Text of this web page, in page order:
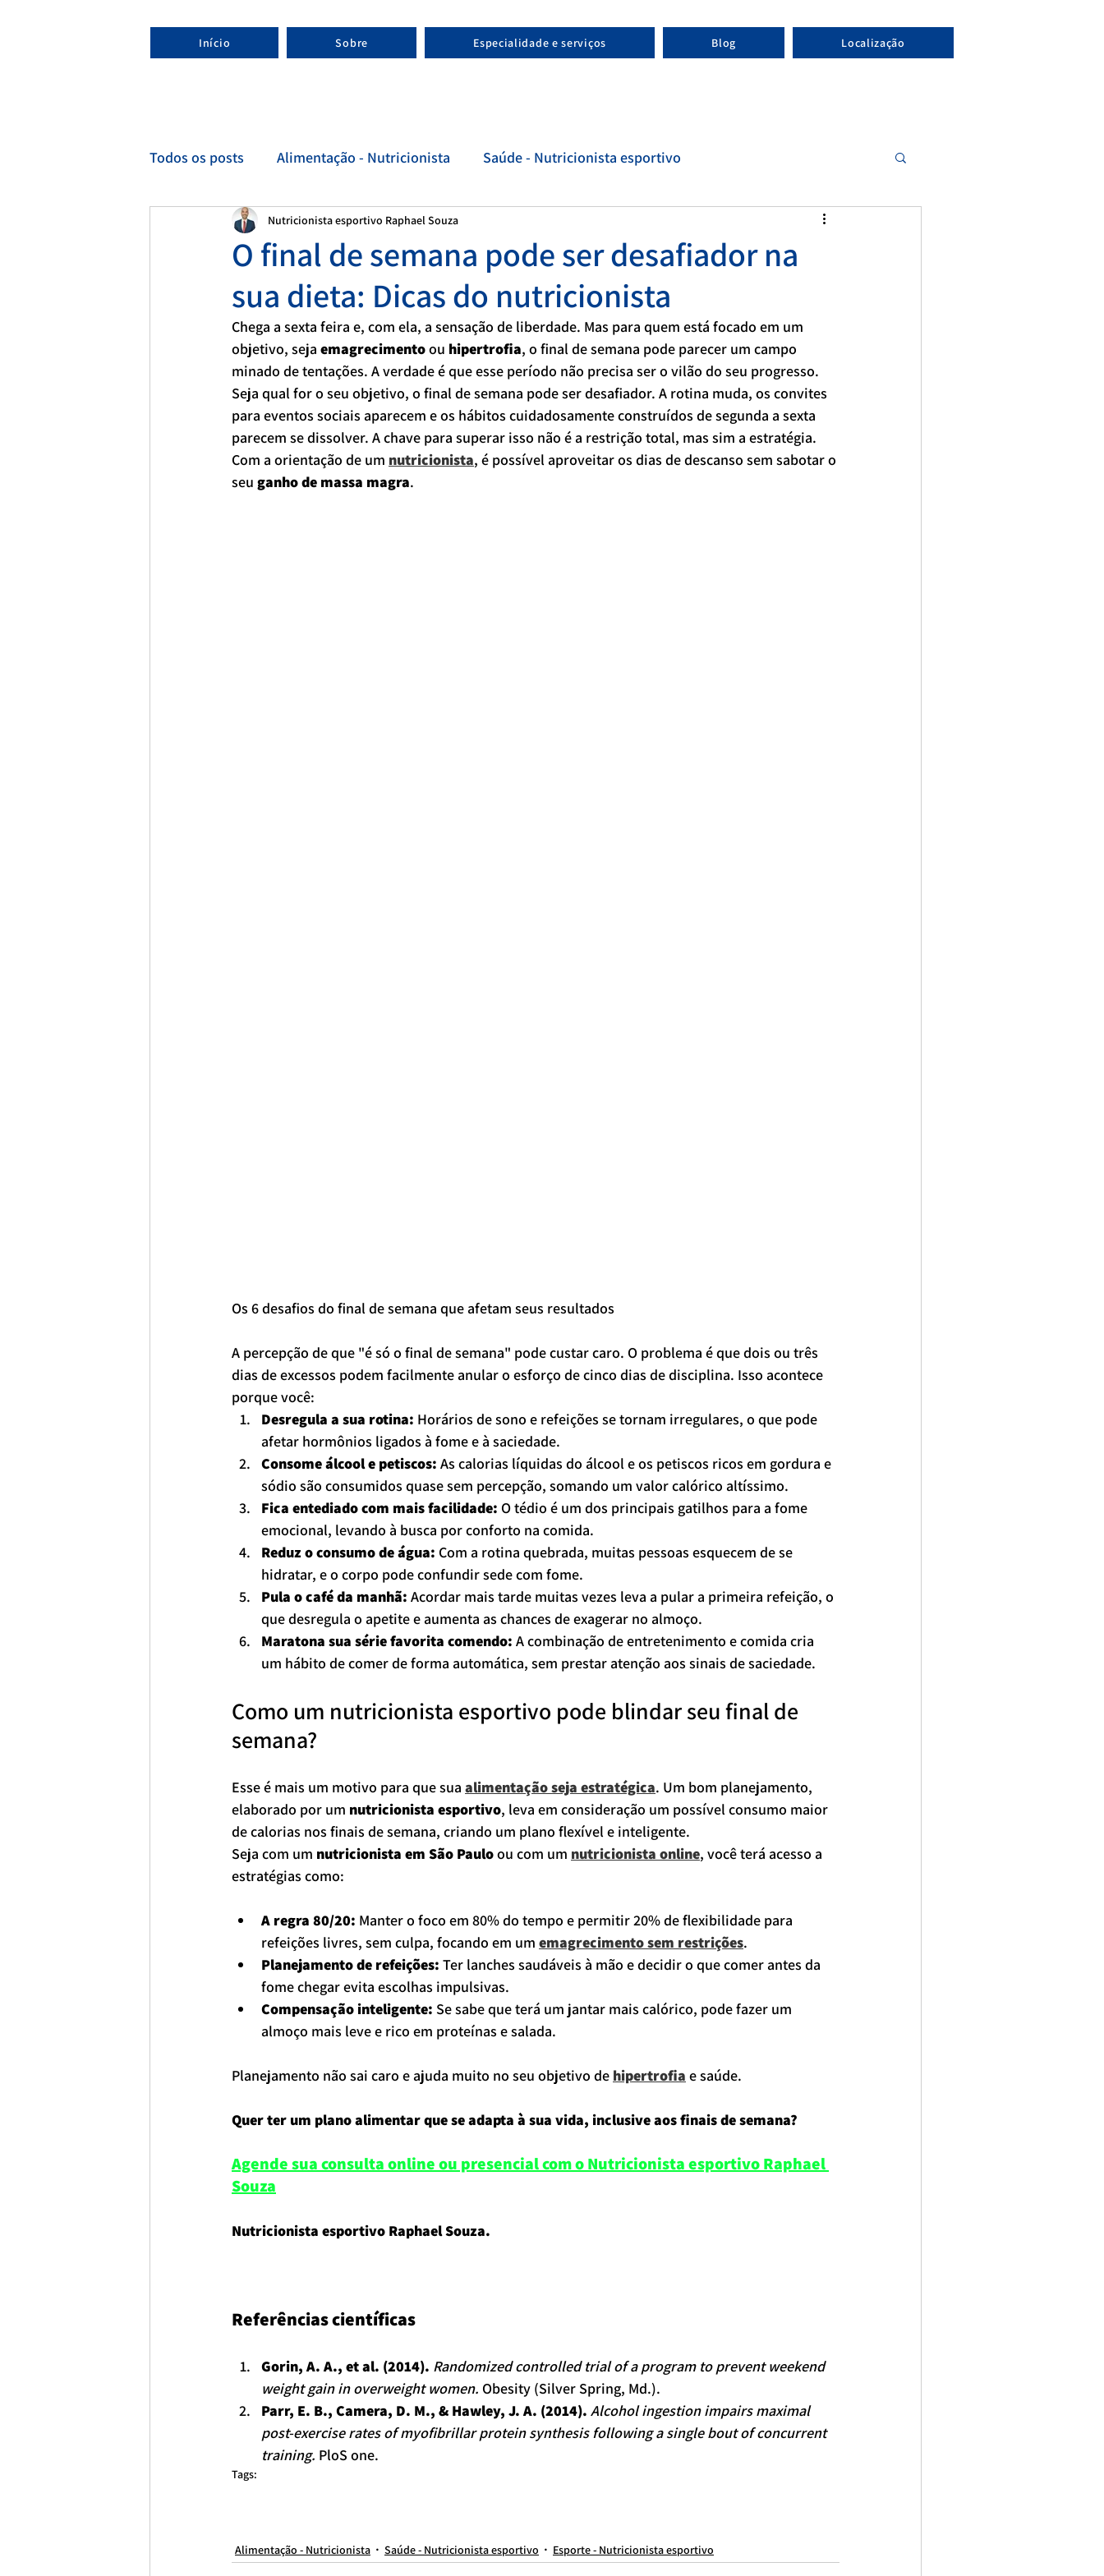
Início Sobre Especialidade e serviços Blog Localização
Todos os posts Alimentação - Nutricionista Saúde - Nutricionista esportivo
Esporte - Nutricionista esportivo Evolução - Nutricionista esportivo
O final de semana pode ser desafiador na
sua dieta: Dicas do nutricionista
Nutricionista esportivo Raphael Souza
Chega a sexta feira e, com ela, a sensação de liberdade. Mas para quem está focado em um
objetivo, seja emagrecimento ou hipertrofia, o final de semana pode parecer um campo
minado de tentações. A verdade é que esse período não precisa ser o vilão do seu progresso.
Seja qual for o seu objetivo, o final de semana pode ser desafiador. A rotina muda, os convites
para eventos sociais aparecem e os hábitos cuidadosamente construídos de segunda a sexta
parecem se dissolver. A chave para superar isso não é a restrição total, mas sim a estratégia.
Com a orientação de um nutricionista, é possível aproveitar os dias de descanso sem sabotar o
seu ganho de massa magra.
Os 6 desafios do final de semana que afetam seus resultados
A percepção de que "é só o final de semana" pode custar caro. O problema é que dois ou três
dias de excessos podem facilmente anular o esforço de cinco dias de disciplina. Isso acontece
porque você:
Desregula a sua rotina: Horários de sono e refeições se tornam irregulares, o que pode
afetar hormônios ligados à fome e à saciedade.
Consome álcool e petiscos: As calorias líquidas do álcool e os petiscos ricos em gordura e
sódio são consumidos quase sem percepção, somando um valor calórico altíssimo.
Fica entediado com mais facilidade: O tédio é um dos principais gatilhos para a fome
emocional, levando à busca por conforto na comida.
Reduz o consumo de água: Com a rotina quebrada, muitas pessoas esquecem de se
hidratar, e o corpo pode confundir sede com fome.
Pula o café da manhã: Acordar mais tarde muitas vezes leva a pular a primeira refeição, o
que desregula o apetite e aumenta as chances de exagerar no almoço.
Maratona sua série favorita comendo: A combinação de entretenimento e comida cria
um hábito de comer de forma automática, sem prestar atenção aos sinais de saciedade.
Como um nutricionista esportivo pode blindar seu final de
semana?
Esse é mais um motivo para que sua alimentação seja estratégica. Um bom planejamento,
elaborado por um nutricionista esportivo, leva em consideração um possível consumo maior
de calorias nos finais de semana, criando um plano flexível e inteligente.
Seja com um nutricionista em São Paulo ou com um nutricionista online, você terá acesso a
estratégias como:
A regra 80/20: Manter o foco em 80% do tempo e permitir 20% de flexibilidade para
refeições livres, sem culpa, focando em um emagrecimento sem restrições.
Planejamento de refeições: Ter lanches saudáveis à mão e decidir o que comer antes da
fome chegar evita escolhas impulsivas.
Compensação inteligente: Se sabe que terá um jantar mais calórico, pode fazer um
almoço mais leve e rico em proteínas e salada.
Planejamento não sai caro e ajuda muito no seu objetivo de hipertrofia e saúde.
Quer ter um plano alimentar que se adapta à sua vida, inclusive aos finais de semana?
Agende sua consulta online ou presencial com o Nutricionista esportivo Raphael
Souza
Nutricionista esportivo Raphael Souza.
Referências científicas
Gorin, A. A., et al. (2014). Randomized controlled trial of a program to prevent weekend
weight gain in overweight women. Obesity (Silver Spring, Md.).
Parr, E. B., Camera, D. M., & Hawley, J. A. (2014). Alcohol ingestion impairs maximal
post-exercise rates of myofibrillar protein synthesis following a single bout of concurrent
training. PloS one.
Tags:
Alimentação - Nutricionista Saúde - Nutricionista esportivo Esporte - Nutricionista esportivo